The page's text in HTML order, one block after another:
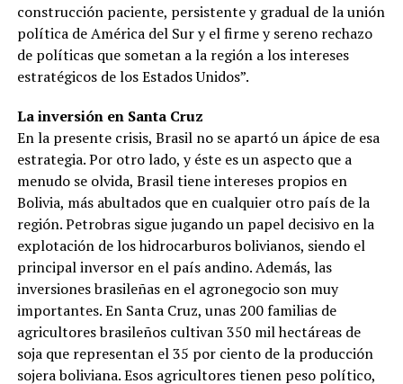
construcción paciente, persistente y gradual de la unión
política de América del Sur y el firme y sereno rechazo
de políticas que sometan a la región a los intereses
estratégicos de los Estados Unidos”.
La inversión en Santa Cruz
En la presente crisis, Brasil no se apartó un ápice de esa
estrategia. Por otro lado, y éste es un aspecto que a
menudo se olvida, Brasil tiene intereses propios en
Bolivia, más abultados que en cualquier otro país de la
región. Petrobras sigue jugando un papel decisivo en la
explotación de los hidrocarburos bolivianos, siendo el
principal inversor en el país andino. Además, las
inversiones brasileñas en el agronegocio son muy
importantes. En Santa Cruz, unas 200 familias de
agricultores brasileños cultivan 350 mil hectáreas de
soja que representan el 35 por ciento de la producción
sojera boliviana. Esos agricultores tienen peso político,